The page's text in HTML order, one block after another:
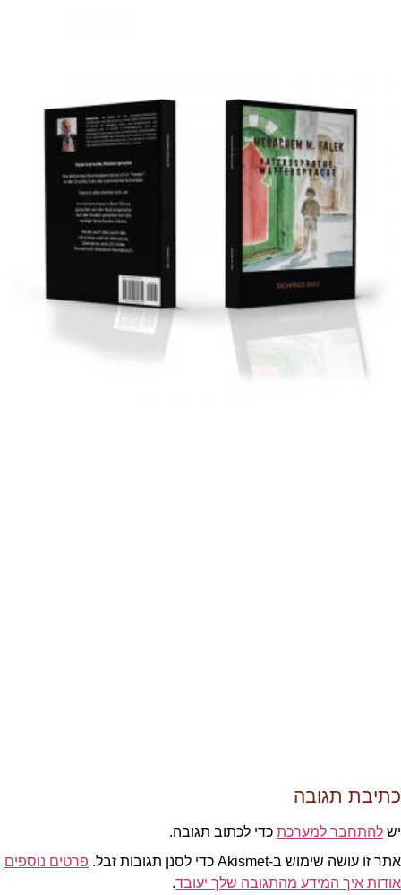
כתיבת תגובה
יש להתחבר למערכת כדי לכתוב תגובה.
אתר זו עושה שימוש ב-Akismet כדי לסנן תגובות זבל.
פרטים נוספים
אודות איך המידע מהתגובה שלך יעובד.